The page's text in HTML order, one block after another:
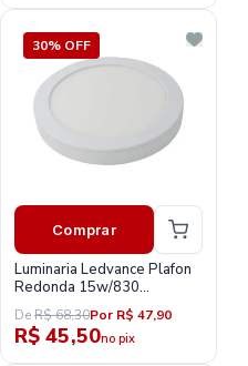
30% OFF
Comprar
Luminaria Ledvance Plafon
Redonda 15w/830
sobrepor Osram
DeR$ 68,30Por R$ 47,90
R$ 45,50no pix